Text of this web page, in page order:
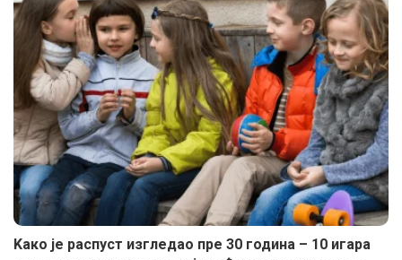
Kако је распуст изгледао пре 30 година – 10 игара